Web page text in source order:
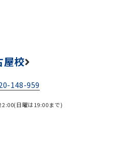
屋校
148-959
日曜は19:00まで)